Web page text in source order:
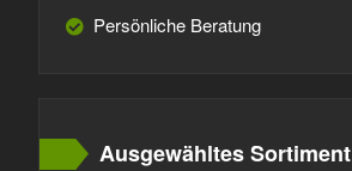
Persönliche Beratung
Ausgewähltes Sortiment